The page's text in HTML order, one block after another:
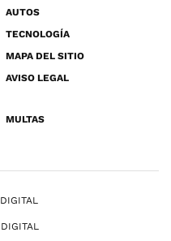
AUTOS
TECNOLOGÍA
MAPA DEL SITIO
AVISO LEGAL
MULTAS
DIGITAL
DIGITAL